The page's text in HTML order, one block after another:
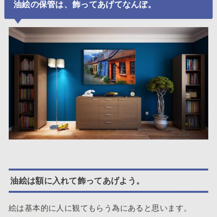
油絵の保管は、飾ってあげてなんぼ。
油絵は額に入れて飾ってあげよう。
絵は基本的に人に観てもらう為にあると思います。